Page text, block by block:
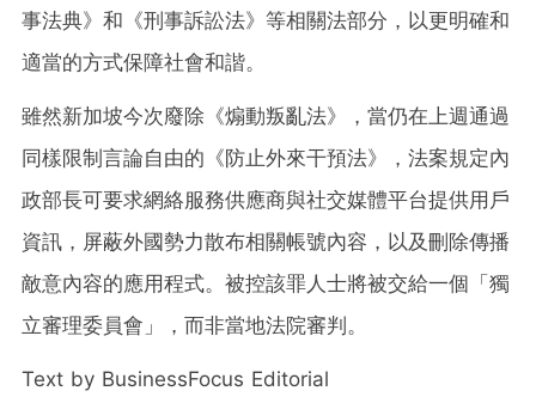
事法典》和《刑事訴訟法》等相關法部分，以更明確和
適當的方式保障社會和諧。
雖然新加坡今次廢除《煽動叛亂法》，當仍在上週通過
同樣限制言論自由的《防止外來干預法》，法案規定內
政部長可要求網絡服務供應商與社交媒體平台提供用戶
資訊，屏蔽外國勢力散布相關帳號內容，以及刪除傳播
敵意內容的應用程式。被控該罪人士將被交給一個「獨
立審理委員會」，而非當地法院審判。
Text by BusinessFocus Editorial